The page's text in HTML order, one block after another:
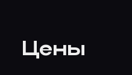
Цены